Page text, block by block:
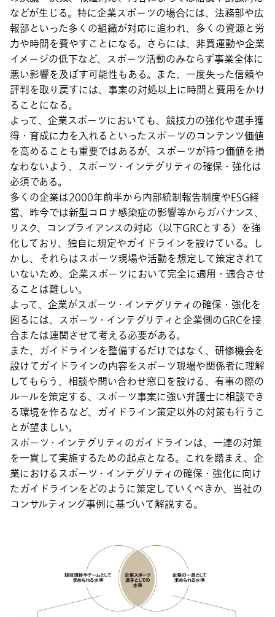
などが生じる。特に企業スポーツの場合には、法務部や広
報部といった多くの組織が対応に追われ、多くの資源と労
力や時間を費やすことになる。さらには、非買運動や企業
イメージの低下など、スポーツ活動のみならず事業全体に
悪い影響を及ぼす可能性もある。また、一度失った信頼や
評判を取り戻すには、事案の対処以上に時間と費用をかけ
ることになる。
よって、企業スポーツにおいても、競技力の強化や選手獲
得・育成に力を入れるといったスポーツのコンテンツ価値
を高めることも重要ではあるが、スポーツが持つ価値を損
なわないよう、スポーツ・インテグリティの確保・強化は
必須である。
多くの企業は2000年前半から内部統制報告制度やESG経
営、昨今では新型コロナ感染症の影響等からガバナンス、
リスク、コンプライアンスの対応（以下GRCとする）を強
化しており、独自に規定やガイドラインを設けている。し
かし、それらはスポーツ現場や活動を想定して策定されて
いないため、企業スポーツにおいて完全に適用・適合させ
ることは難しい。
よって、企業がスポーツ・インテグリティの確保・強化を
図るには、スポーツ・インテグリティと企業側のGRCを接
合または連関させて考える必要がある。
また、ガイドラインを整備するだけではなく、研修機会を
設けてガイドラインの内容をスポーツ現場や関係者に理解
してもらう、相談や問い合わせ窓口を設ける、有事の際の
ルールを策定する、スポーツ事案に強い弁護士に相談でき
る環境を作るなど、ガイドライン策定以外の対策も行うこ
とが望ましい。
スポーツ・インテグリティのガイドラインは、一連の対策
を一貫して実施するための起点となる。これを踏まえ、企
業におけるスポーツ・インテグリティの確保・強化に向け
たガイドラインをどのように策定していくべきか、当社の
コンサルティング事例に基づいて解説する。